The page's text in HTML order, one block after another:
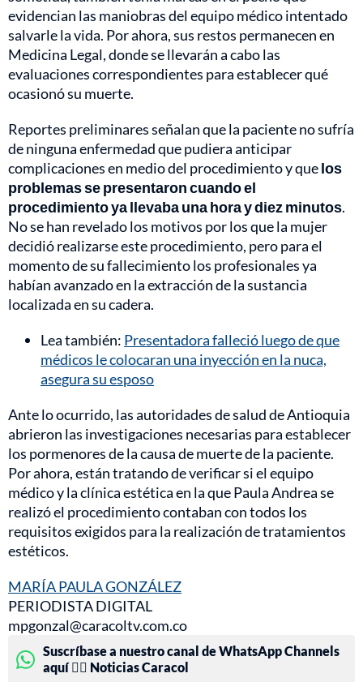
evidencian las maniobras del equipo médico intentado
salvarle la vida. Por ahora, sus restos permanecen en
Medicina Legal, donde se llevarán a cabo las
evaluaciones correspondientes para establecer qué
ocasionó su muerte.
Reportes preliminares señalan que la paciente no sufría
de ninguna enfermedad que pudiera anticipar
complicaciones en medio del procedimiento y quelos
problemas se presentaron cuando el
procedimiento ya llevaba una hora y diez minutos.
No se han revelado los motivos por los que la mujer
decidió realizarse este procedimiento, pero para el
momento de su fallecimiento los profesionales ya
habían avanzado en la extracción de la sustancia
localizada en su cadera.
Lea también: Presentadora falleció luego de que
médicos le colocaran una inyección en la nuca,
asegura su esposo
Ante lo ocurrido, las autoridades de salud de Antioquia
abrieron las investigaciones necesarias para establecer
los pormenores de la causa de muerte de la paciente.
Por ahora, están tratando de verificar si el equipo
médico y la clínica estética en la que Paula Andrea se
realizó el procedimiento contaban con todos los
requisitos exigidos para la realización de tratamientos
estéticos.
MARÍA PAULA GONZÁLEZ
PERIODISTA DIGITAL
mpgonzal@caracoltv.com.co
Suscríbase a nuestro canal de WhatsApp Channels
aquí 👉🏻 Noticias Caracol